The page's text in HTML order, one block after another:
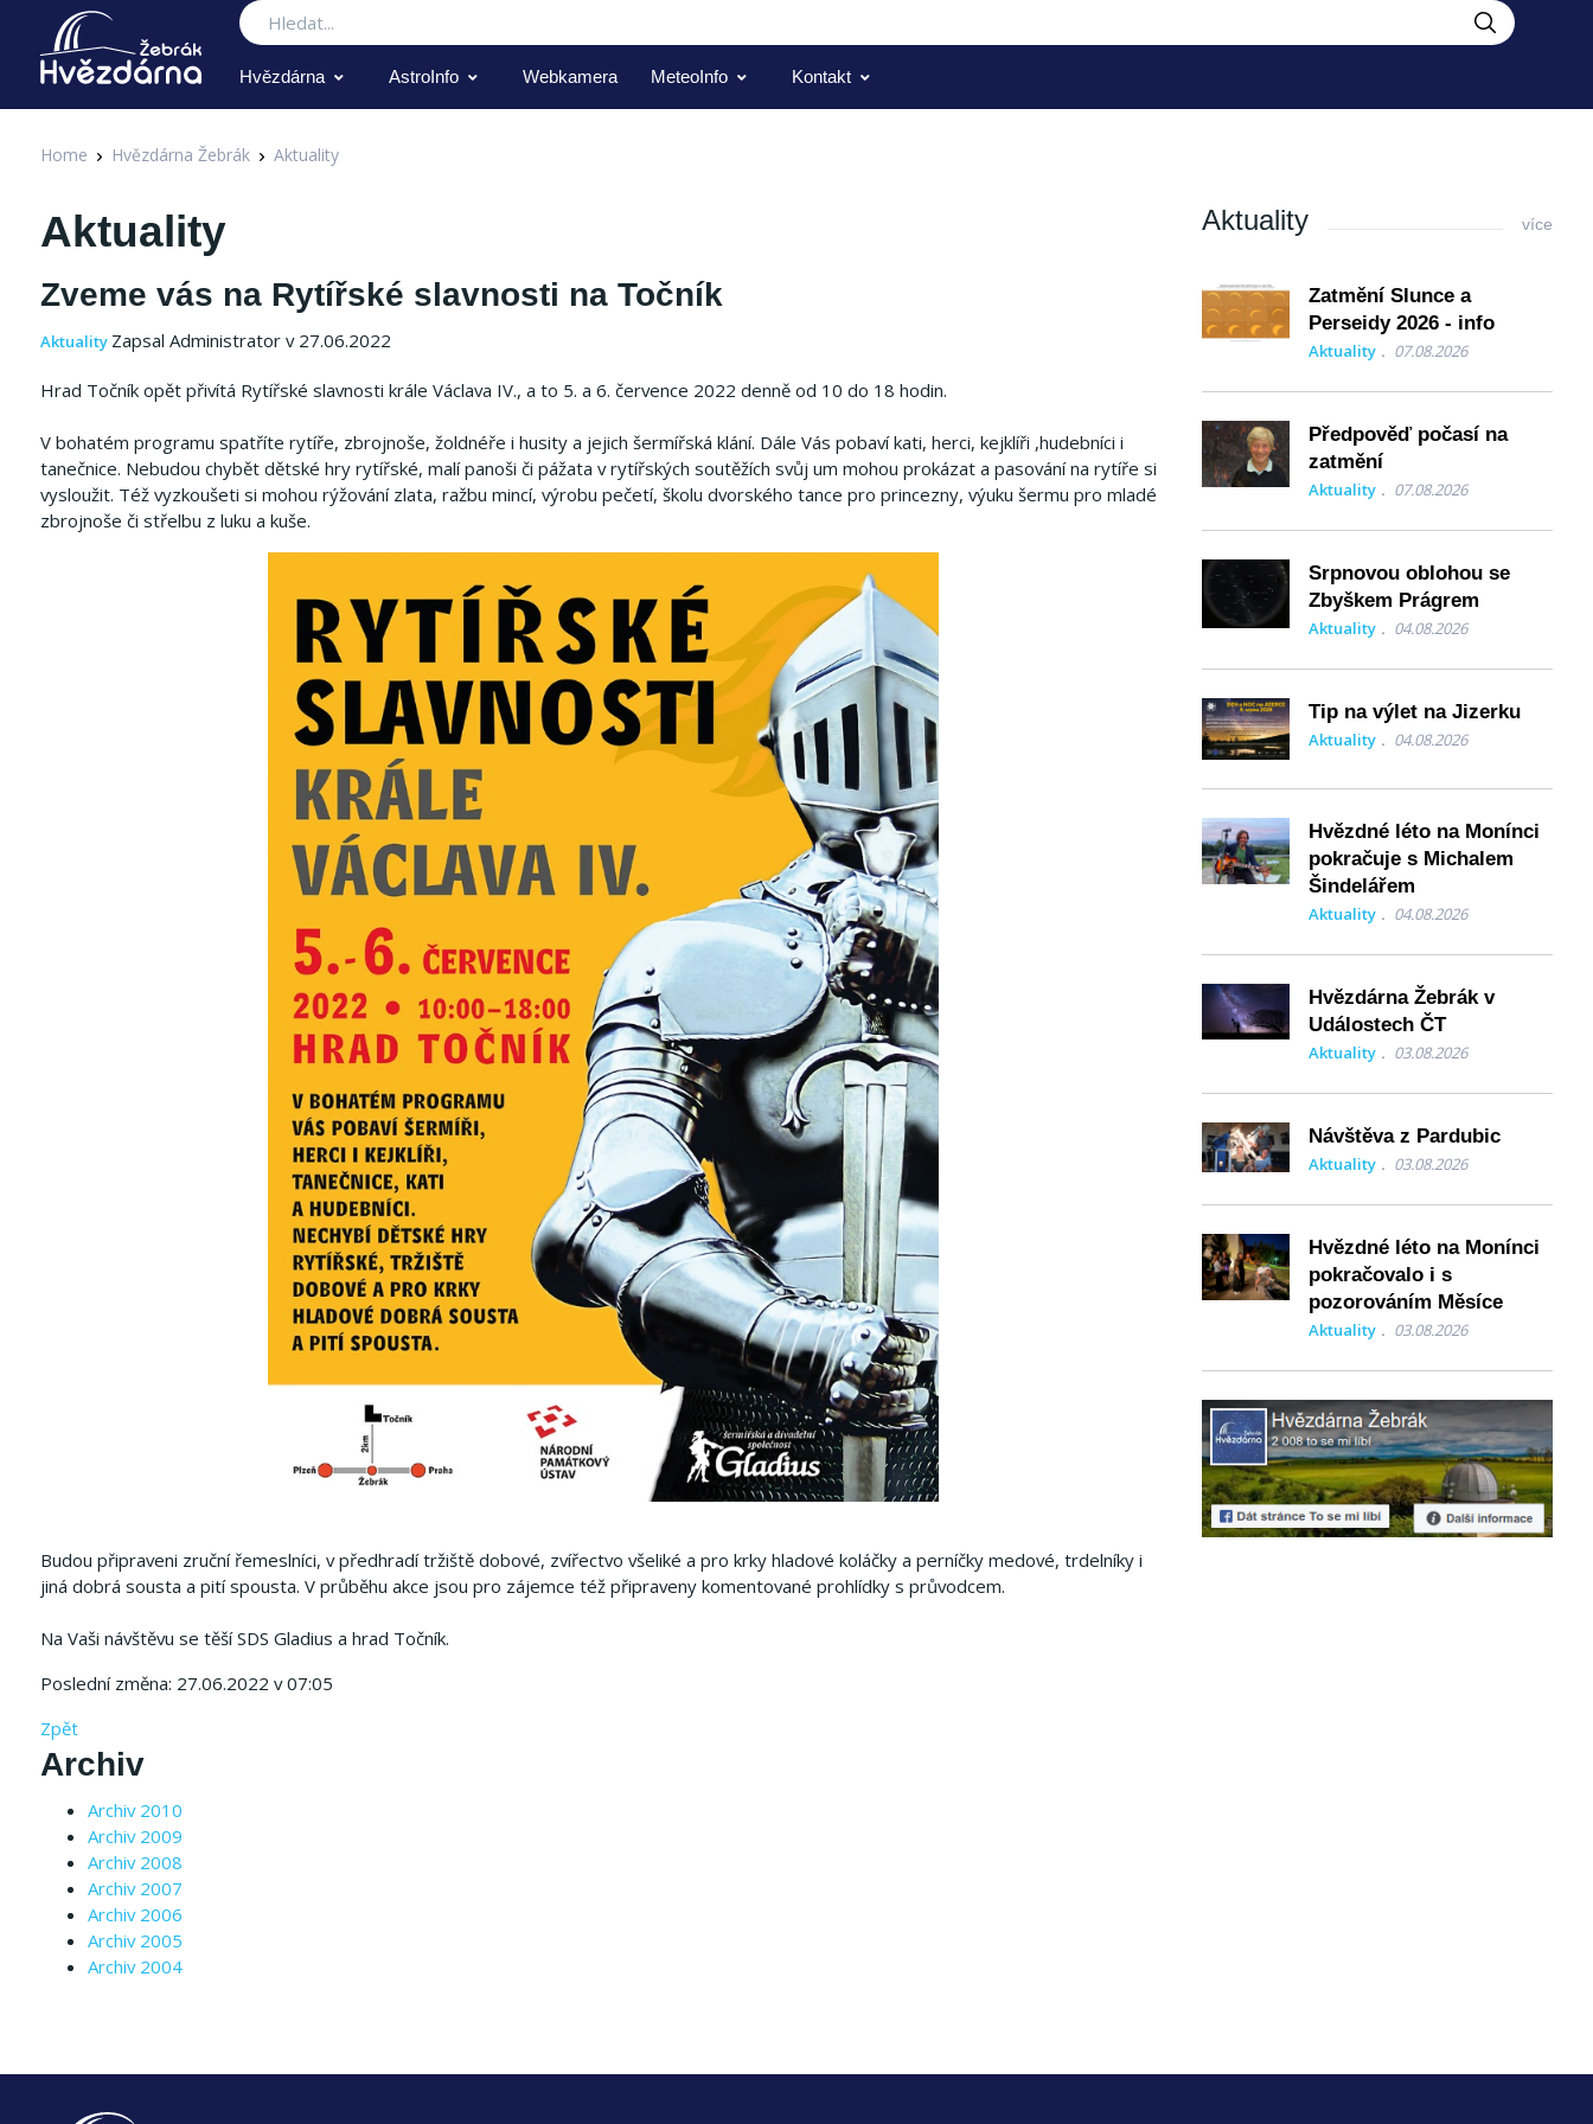
Hledat
Hvězdárna AstroInfo Webkamera MeteoInfo Kontakt
Home Hvězdárna Žebrák Aktuality
Aktuality
Zveme vás na Rytířské slavnosti na Točník
Aktuality Zapsal Administrator v 27.06.2022
Hrad Točník opět přivítá Rytířské slavnosti krále Václava IV., a to 5. a 6. července 2022 denně od 10 do 18 hodin.
V bohatém programu spatříte rytíře, zbrojnoše, žoldnéře i husity a jejich šermířská klání. Dále Vás pobaví kati, herci, kejklíři ,hudebníci i
tanečnice. Nebudou chybět dětské hry rytířské, malí panoši či pážata v rytířských soutěžích svůj um mohou prokázat a pasování na rytíře si
vysloužit. Též vyzkoušeti si mohou rýžování zlata, ražbu mincí, výrobu pečetí, školu dvorského tance pro princezny, výuku šermu pro mladé
zbrojnoše či střelbu z luku a kuše.
Budou připraveni zruční řemeslníci, v předhradí tržiště dobové, zvířectvo všeliké a pro krky hladové koláčky a perníčky medové, trdelníky i
jiná dobrá sousta a pití spousta. V průběhu akce jsou pro zájemce též připraveny komentované prohlídky s průvodcem.
Na Vaši návštěvu se těší SDS Gladius a hrad Točník.
Poslední změna: 27.06.2022 v 07:05
Zpět
Archiv
Archiv 2010
Archiv 2009
Archiv 2008
Archiv 2007
Archiv 2006
Archiv 2005
Archiv 2004
Aktuality více
Zatmění Slunce a
Perseidy 2026 - info
Aktuality 07.08.2026
Předpověď počasí na
zatmění
Aktuality 07.08.2026
Srpnovou oblohou se
Zbyškem Prágrem
Aktuality 04.08.2026
Tip na výlet na Jizerku
Aktuality 04.08.2026
Hvězdné léto na Monínci
pokračuje s Michalem
Šindelářem
Aktuality 04.08.2026
Hvězdárna Žebrák v
Událostech ČT
Aktuality 03.08.2026
Návštěva z Pardubic
Aktuality 03.08.2026
Hvězdné léto na Monínci
pokračovalo i s
pozorováním Měsíce
Aktuality 03.08.2026